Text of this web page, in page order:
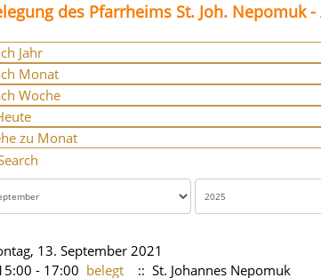
des Pfarrheims St. Joh. Nepomuk
Jahr
Monat
Woche
zu Monat
13. September 2021
- 17:00 belegt
:: St. Johannes Nepomuk